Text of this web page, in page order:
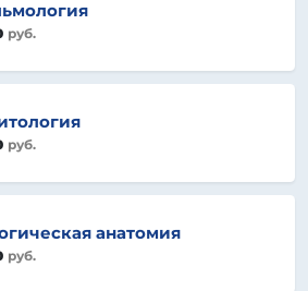
руб.
руб.
анатомия
руб.